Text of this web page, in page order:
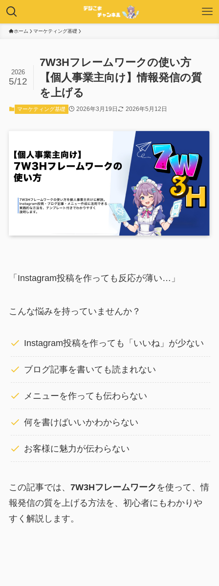
ホーム マーケティング基礎
7W3Hフレームワークの使い方
【個人事業主向け】情報発信の質
を上げる
2026
5/12
マーケティング基礎 2026年3月19日 2026年5月12日
「Instagram投稿を作っても反応が薄い…」
こんな悩みを持っていませんか？
Instagram投稿を作っても「いいね」が少ない
ブログ記事を書いても読まれない
メニューを作っても伝わらない
何を書けばいいかわからない
お客様に魅力が伝わらない
この記事では、 7W3Hフレームワーク を使って、情
報発信の質を上げる方法を、初心者にもわかりや
すく解説します。